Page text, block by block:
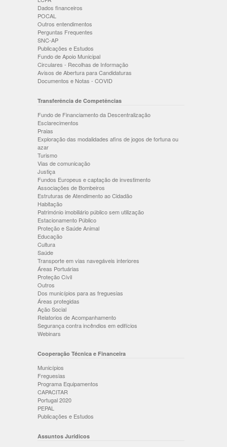
Dados financeiros
POCAL
Outros entendimentos
Perguntas Frequentes
SNC-AP
Publicações e Estudos
Fundo de Apoio Municipal
Circulares - Recolhas de Informação
Avisos de Abertura para Candidaturas
Documentos e Notas - COVID
Transferência de Competências
Fundo de Financiamento da Descentralização
Esclarecimentos
Praias
Exploração das modalidades afins de jogos de fortuna ou
azar
Turismo
Vias de comunicação
Justiça
Fundos Europeus e captação de investimento
Associações de Bombeiros
Estruturas de Atendimento ao Cidadão
Habitação
Património imobiliário público sem utilização
Estacionamento Público
Proteção e Saúde Animal
Educação
Cultura
Saúde
Transporte em vias navegáveis interiores
Áreas Portuárias
Proteção Cívil
Outros
Dos municípios para as freguesias
Áreas protegidas
Ação Social
Relatorios de Acompanhamento
Segurança contra incêndios em edifícios
Webinars
Cooperação Técnica e Financeira
Municípios
Freguesias
Programa Equipamentos
CAPACITAR
Portugal 2020
PEPAL
Publicações e Estudos
Assuntos Jurídicos